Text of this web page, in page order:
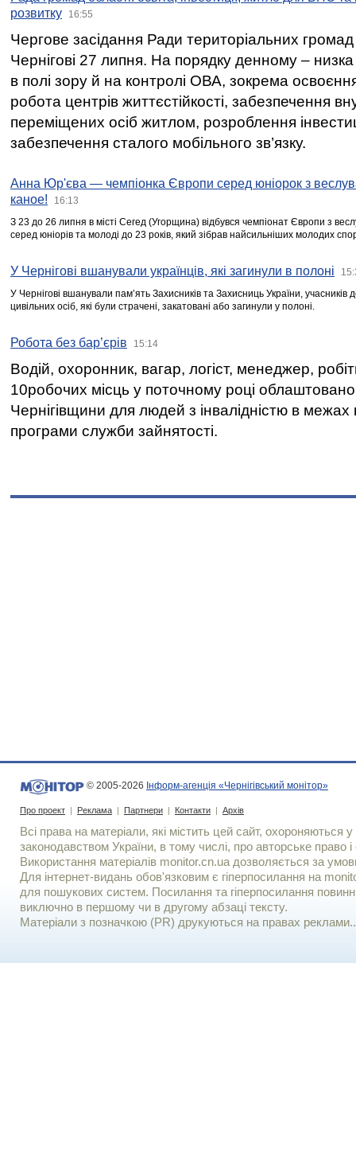
розвитку
16:55
Чергове засідання Ради територіальних громад
Чернігові 27 липня. На порядку денному –
в полі зору й на контролі ОВА, зокрема освоєння
робота центрів життєстійкості, забезпечення
переміщених осіб житлом, розроблення
забезпечення сталого мобільного зв’язку.
Анна Юр'єва — чемпіонка Європи серед юніорок з
каное!
16:13
З 23 до 26 липня в місті Сегед (Угорщина) відбувся чемпіонат Європи з
серед юніорів та молоді до 23 років, який зібрав найсильніших молодих
У Чернігові вшанували українців, які загинули в полоні
У Чернігові вшанували пам’ять Захисників та Захисниць України,
цивільних осіб, які були страчені, закатовані або загинули у полоні.
Робота без бар’єрів 15:14
Водій, охоронник, вагар, логіст, менеджер,
10робочих місць у поточному році
Чернігівщини для людей з інвалідністю в межах
програми служби зайнятості.
© 2005-2026 Інформ-агенція «Чернігівський монітор»
Про проект | Реклама | Партнери | Контакти | Архів
Всі права на матеріали, які містить цей сайт, охороняються у
законодавством України, в тому числі, про авторське право і
Використання матерiалiв monitor.cn.ua дозволяється за
Для iнтернет-видань обов'язковим є гiперпосилання на
для пошукових систем. Посилання та гіперпосилання
виключно в першому чи в другому абзаці тексту.
Матеріали з позначкою (PR) друкуються на правах реклами..